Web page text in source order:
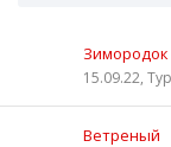
Зимородок
15.09.22,
Ветреный